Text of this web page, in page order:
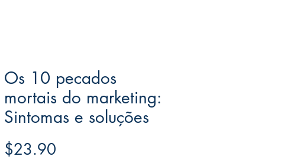
Os 10 pecados
mortais do marketing:
Sintomas e soluções
$23.90